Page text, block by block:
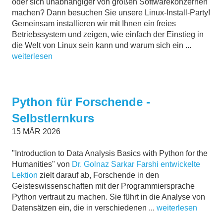
oder sich unabhängiger von großen Softwarekonzernen
machen? Dann besuchen Sie unsere Linux-Install-Party!
Gemeinsam installieren wir mit Ihnen ein freies
Betriebssystem und zeigen, wie einfach der Einstieg in
die Welt von Linux sein kann und warum sich ein ...
weiterlesen
Python für Forschende -
Selbstlernkurs
15 MÄR 2026
"Introduction to Data Analysis Basics with Python for the
Humanities" von Dr. Golnaz Sarkar Farshi entwickelte
Lektion zielt darauf ab, Forschende in den
Geisteswissenschaften mit der Programmiersprache
Python vertraut zu machen. Sie führt in die Analyse von
Datensätzen ein, die in verschiedenen ... weiterlesen